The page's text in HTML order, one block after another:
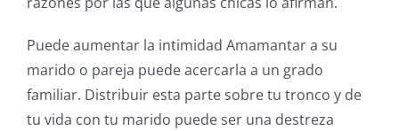
Puede aumentar la intimidad Amamantar a su
marido o pareja puede acercarla a un grado
familiar. Distribuir esta parte sobre tu tronco y de
tu vida con tu marido puede ser una destreza